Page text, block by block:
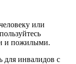
или
и пожилыми.
для инвалидов с